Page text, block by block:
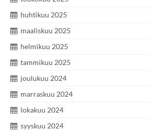
huhtikuu 2025
maaliskuu 2025
helmikuu 2025
tammikuu 2025
joulukuu 2024
marraskuu 2024
lokakuu 2024
syyskuu 2024